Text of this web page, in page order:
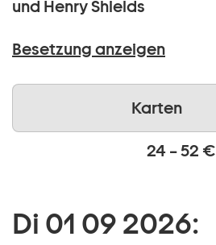
und Henry Shields
Besetzung anzeigen
Karten
24 – 52 €
Di 01 09 2026: